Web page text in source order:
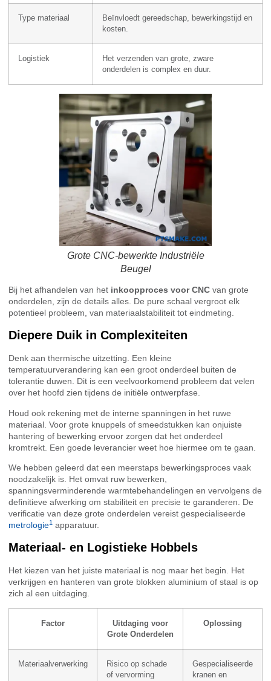
Type materiaal
Beïnvloedt gereedschap, bewerkingstijd en
kosten.
Logistiek
Het verzenden van grote, zware
onderdelen is complex en duur.
Grote CNC-bewerkte Industriële
Beugel
Bij het afhandelen van het inkoopproces voor CNC van grote
onderdelen, zijn de details alles. De pure schaal vergroot elk
potentieel probleem, van materiaalstabiliteit tot eindmeting.
Diepere Duik in Complexiteiten
Denk aan thermische uitzetting. Een kleine
temperatuurverandering kan een groot onderdeel buiten de
tolerantie duwen. Dit is een veelvoorkomend probleem dat velen
over het hoofd zien tijdens de initiële ontwerpfase.
Houd ook rekening met de interne spanningen in het ruwe
materiaal. Voor grote knuppels of smeedstukken kan onjuiste
hantering of bewerking ervoor zorgen dat het onderdeel
kromtrekt. Een goede leverancier weet hoe hiermee om te gaan.
We hebben geleerd dat een meerstaps bewerkingsproces vaak
noodzakelijk is. Het omvat ruw bewerken,
spanningsverminderende warmtebehandelingen en vervolgens de
definitieve afwerking om stabiliteit en precisie te garanderen. De
verificatie van deze grote onderdelen vereist gespecialiseerde
metrologie1 apparatuur.
Materiaal- en Logistieke Hobbels
Het kiezen van het juiste materiaal is nog maar het begin. Het
verkrijgen en hanteren van grote blokken aluminium of staal is op
zich al een uitdaging.
Factor
Uitdaging voor
Grote Onderdelen
Oplossing
Materiaalverwerking
Risico op schade
of vervorming
Gespecialiseerde
kranen en